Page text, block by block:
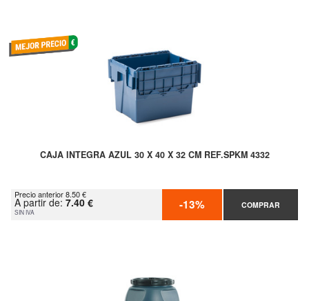
CAJA INTEGRA AZUL 30 X 40 X 32 CM REF.SPKM 4332
Precio anterior 8.50 €
A partir de: 7.40 €
SIN IVA -13% COMPRAR